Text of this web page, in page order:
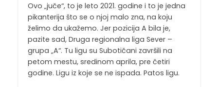
Ovo „juče“, to je leto 2021. godine i to je jedna
pikanterija što se o njoj malo zna, na koju
želimo da ukažemo. Jer pozicija A bila je,
pazite sad, Druga regionalna liga Sever –
grupa „A“. Tu ligu su Subotičani završili na
petom mestu, sredinom aprila, pre četiri
godine. Ligu iz koje se ne ispada. Patos ligu.